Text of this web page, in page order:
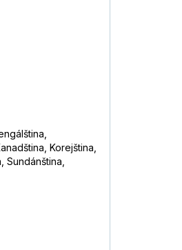
Korejština,
Sundánština,